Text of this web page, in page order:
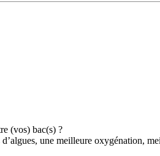
(vos) bac(s) ?
une meilleure oxygénation,